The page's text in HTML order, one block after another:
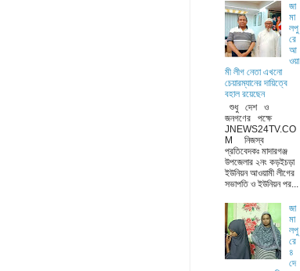
জা
মা
লপু
রে
আ
ওয়া
মী লীগ নেতা এখনো
চেয়ারম্যানের দায়িত্বে
বহাল রয়েছেন
শুধু দেশ ও
জনগণের পক্ষে
JNEWS24TV.CO
M নিজস্ব
প্রতিবেদকঃ মাদারগঞ্জ
উপজেলার ২নং কড়ইচড়া
ইউনিয়ন আওয়ামী লীগের
সভাপতি ও ইউনিয়ন পর...
জা
মা
লপু
রে
৪
দে